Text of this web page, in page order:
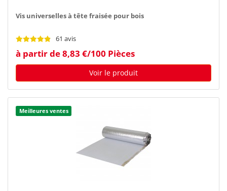
Vis universelles à tête fraisée pour bois
61 avis
à partir de 8,83 €/100 Pièces
Voir le produit
Meilleures ventes